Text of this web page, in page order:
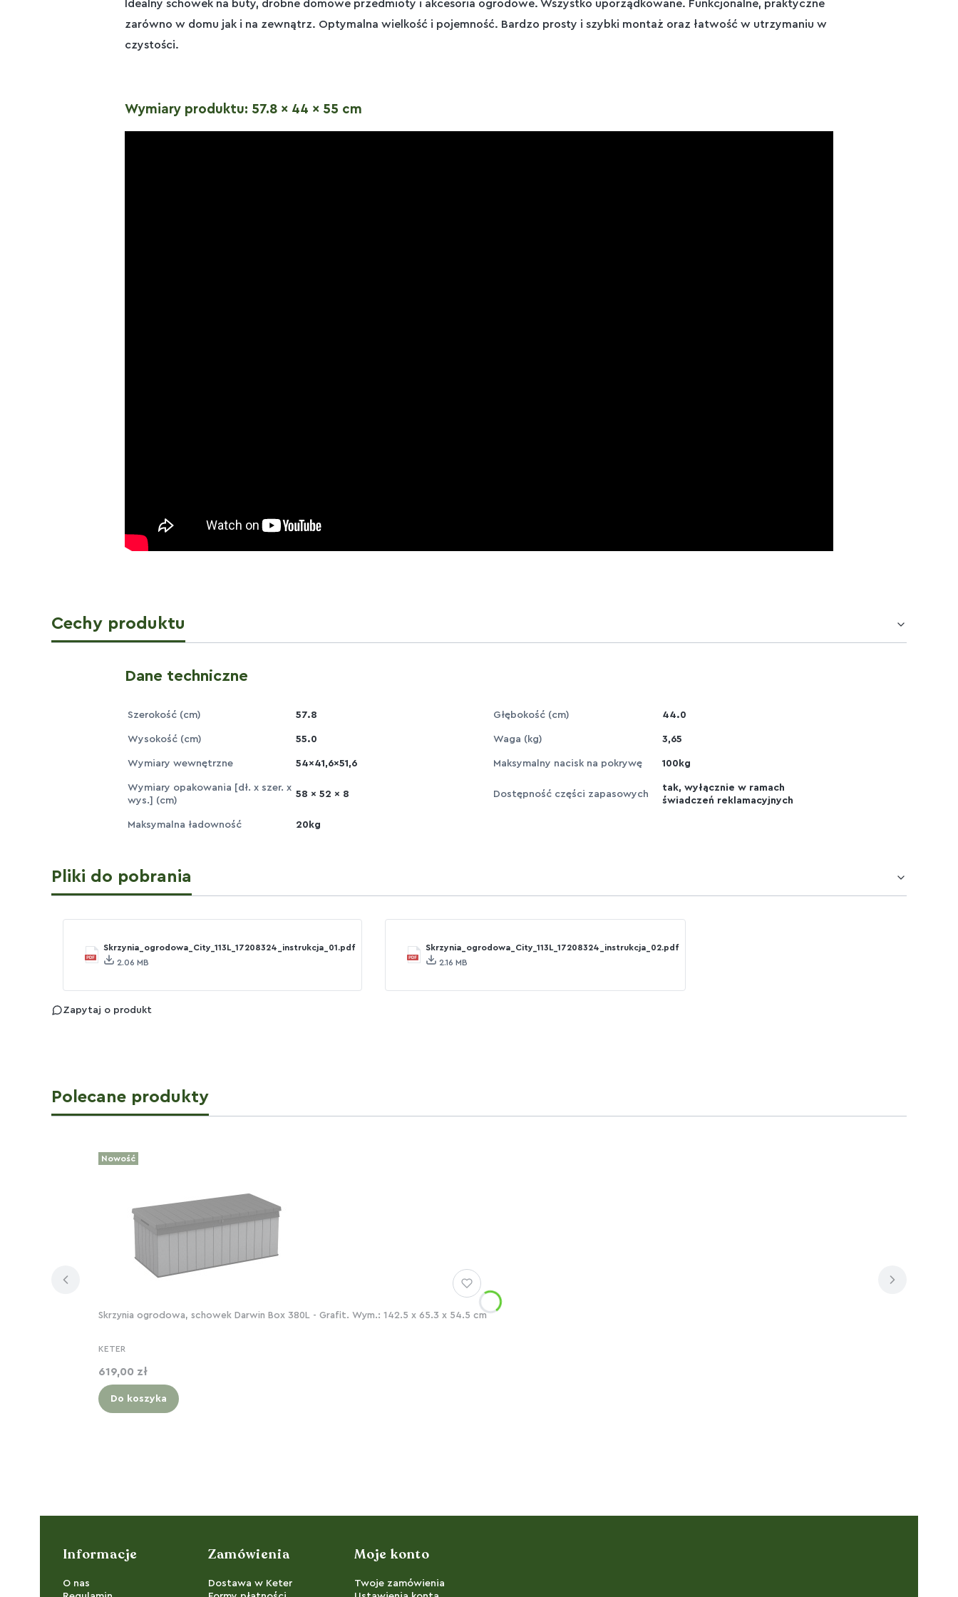
Idealny schowek na buty, drobne domowe przedmioty i akcesoria ogrodowe. Wszystko uporządkowane. Funkcjonalne, praktyczne
zarówno w domu jak i na zewnątrz. Optymalna wielkość i pojemność. Bardzo prosty i szybki montaż oraz łatwość w utrzymaniu w
czystości.
Wymiary produktu: 57.8 x 44 x 55 cm
Cechy produktu
Dane techniczne
Szerokość (cm) 57.8 Głębokość (cm) 44.0
Wysokość (cm) 55.0 Waga (kg) 3,65
Wymiary wewnętrzne 54x41,6x51,6 Maksymalny nacisk na pokrywę 100kg
Wymiary opakowania [dł. x szer. x
wys.] (cm)
58 x 52 x 8 Dostępność części zapasowych
tak, wyłącznie w ramach
świadczeń reklamacyjnych
Maksymalna ładowność 20kg
Pliki do pobrania
Skrzynia_ogrodowa_City_113L_17208324_instrukcja_01.pdf
2.06 MB
Skrzynia_ogrodowa_City_113L_17208324_instrukcja_02.pdf
2.16 MB
Zapytaj o produkt
Polecane produkty
Nowość
Skrzynia ogrodowa, schowek Darwin Box 380L - Grafit. Wym.: 142.5 x 65.3 x 54.5 cm
KETER
Cena
619,00 zł
Do koszyka
Linki w stopce
Informacje
O nas
Zamówienia
Dostawa w Keter
Moje konto
Twoje zamówienia